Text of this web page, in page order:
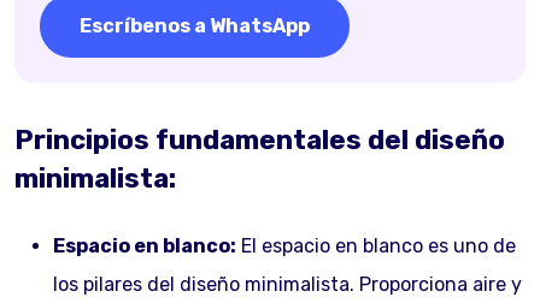
Escríbenos a WhatsApp
Principios fundamentales del diseño
minimalista:
Espacio en blanco: El espacio en blanco es uno de
los pilares del diseño minimalista. Proporciona aire y